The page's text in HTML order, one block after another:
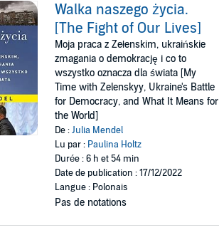
Walka naszego życia.
[The Fight of Our Lives]
Moja praca z Zełenskim, ukraińskie
zmagania o demokrację i co to
wszystko oznacza dla świata [My
Time with Zelenskyy, Ukraine's Battle
for Democracy, and What It Means for
the World]
De :Julia Mendel
Lu par : Paulina Holtz
Durée : 6 h et 54 min
Date de publication : 17/12/2022
Langue : Polonais
Pas de notations